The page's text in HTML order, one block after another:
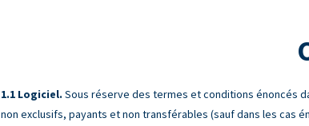
Logiciel. Sous réserve des termes et conditions énoncés
non exclusifs, payants et non transférables (sauf dans les cas